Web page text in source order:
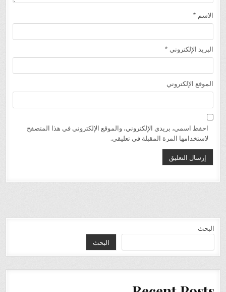
الاسم *
البريد الإلكتروني *
الموقع الإلكتروني
احفظ اسمي، بريدي الإلكتروني، والموقع الإلكتروني في هذا المتصفح
لاستخدامها المرة المقبلة في تعليقي.
البحث
البحث